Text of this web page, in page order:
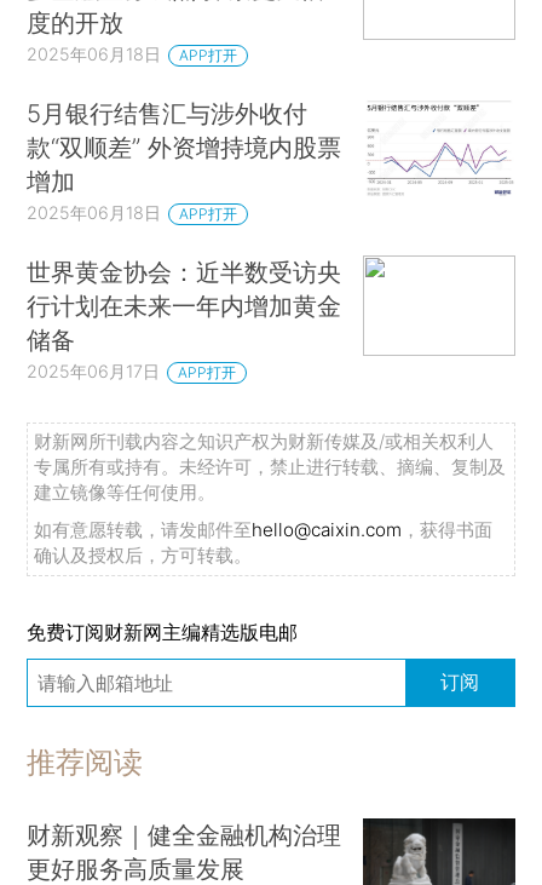
度的开放
2025年06月18日 APP打开
5月银行结售汇与涉外收付
款“双顺差” 外资增持境内股票
增加
2025年06月18日 APP打开
世界黄金协会：近半数受访央
行计划在未来一年内增加黄金
储备
2025年06月17日 APP打开
财新网所刊载内容之知识产权为财新传媒及/或相关权利人
专属所有或持有。未经许可，禁止进行转载、摘编、复制及
建立镜像等任何使用。
如有意愿转载，请发邮件至hello@caixin.com ，获得书面
确认及授权后，方可转载。
免费订阅财新网主编精选版电邮
订阅
推荐阅读
财新观察｜健全金融机构治理
更好服务高质量发展